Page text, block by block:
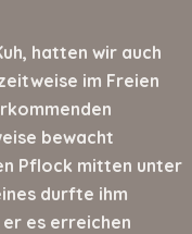
hatten wir auch
im Freien
bewacht
Pflock mitten unter
durfte ihm
es erreichen